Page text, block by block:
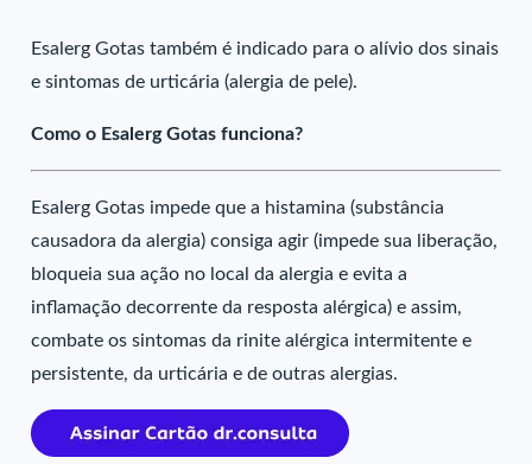
Esalerg Gotas também é indicado para o alívio dos sinais
e sintomas de urticária (alergia de pele).
Como o Esalerg Gotas funciona?
Esalerg Gotas impede que a histamina (substância
causadora da alergia) consiga agir (impede sua liberação,
bloqueia sua ação no local da alergia e evita a
inflamação decorrente da resposta alérgica) e assim,
combate os sintomas da rinite alérgica intermitente e
persistente, da urticária e de outras alergias.